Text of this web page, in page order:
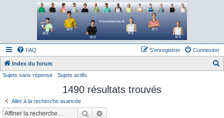
Forum tennis
Le forum des passionnés de tennis
FAQ Connexion
S’enregistrer
Index du forum
Sujets sans réponse Sujets actifs
1490 résultats trouvés
Aller à la recherche avancée
Rechercher